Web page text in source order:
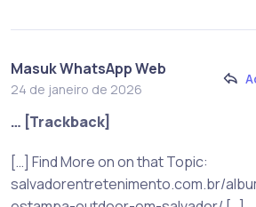
Masuk WhatsApp Web
24 de janeiro de 2026
… [Trackback]
[…] Find More on on that Topic:
salvadorentretenimento.com.br/